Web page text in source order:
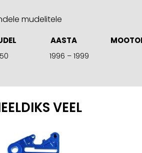
mudelitele
AASTA
1996 – 1999
VEEL